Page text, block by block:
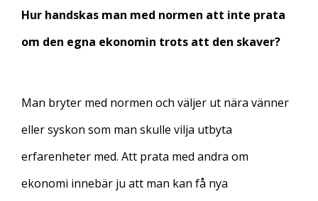
Hur handskas man med normen att inte prata
om den egna ekonomin trots att den skaver?
Man bryter med normen och väljer ut nära vänner
eller syskon som man skulle vilja utbyta
erfarenheter med. Att prata med andra om
ekonomi innebär ju att man kan få nya